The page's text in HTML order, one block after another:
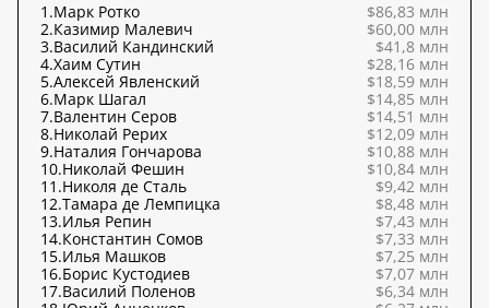
1.Марк Ротко
$86,83 млн
2.Казимир Малевич
$60,00 млн
3.Василий Кандинский
$41,8 млн
4.Хаим Сутин
$28,16 млн
5.Алексей Явленский
$18,59 млн
6.Марк Шагал
$14,85 млн
7.Валентин Серов
$14,51 млн
8.Николай Рерих
$12,09 млн
9.Наталия Гончарова
$10,88 млн
10.Николай Фешин
$10,84 млн
11.Николя де Сталь
$9,42 млн
12.Тамара де Лемпицка
$8,48 млн
13.Илья Репин
$7,43 млн
14.Константин Сомов
$7,33 млн
15.Илья Машков
$7,25 млн
16.Борис Кустодиев
$7,07 млн
17.Василий Поленов
$6,34 млн